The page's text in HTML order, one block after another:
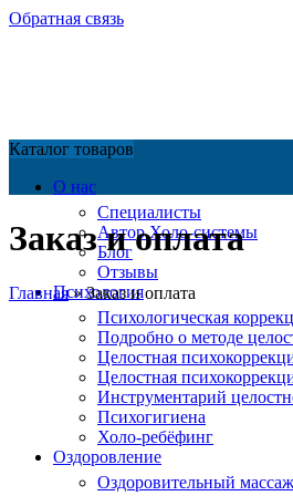
Обратная связь
Каталог товаров
О нас
Специалисты
Автор Холо-системы
Блог
Отзывы
Психология
Психологическая
Подробно о методе
Целостная
Целостная
Инструментарий
Психогигиена
Холо-ребёфинг
Оздоровление
Оздоровительный массаж
Заказ и оплата
Главная»Заказ и оплата